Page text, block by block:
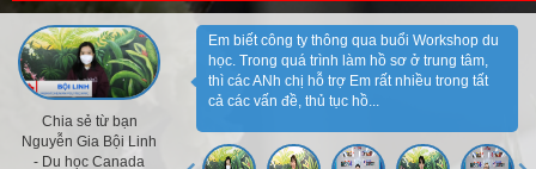
Chia sẻ từ bạn
Nguyễn Gia Bội Linh
- Du học Canada
Em biết công ty thông qua buổi Workshop du
học. Trong quá trình làm hồ sơ ở trung tâm,
thì các ANh chị hỗ trợ Em rất nhiều trong tất
cả các vấn đề, thủ tục hồ...